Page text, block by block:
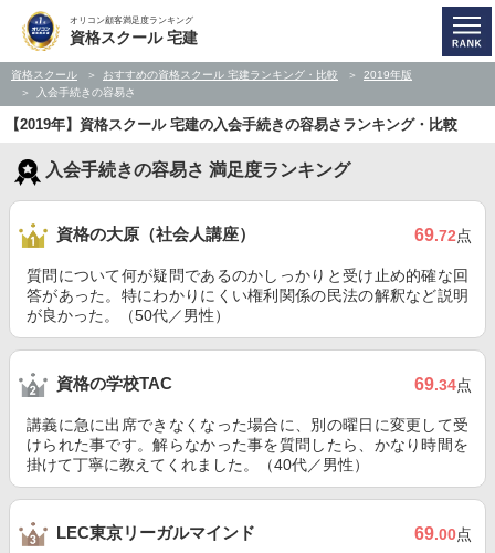
オリコン顧客満足度ランキング
資格スクール 宅建
資格スクール おすすめの資格スクール 宅建ランキング・比較
2019年版
入会手続きの容易さ
【2019年】資格スクール 宅建の入会手続きの容易さランキング・比較
入会手続きの容易さ 満足度ランキング
資格の大原（社会人講座） 69.72点
質問について何が疑問であるのかしっかりと受け止め的確な回
答があった。特にわかりにくい権利関係の民法の解釈など説明
が良かった。（50代／男性）
資格の学校TAC 69.34点
講義に急に出席できなくなった場合に、別の曜日に変更して受
けられた事です。解らなかった事を質問したら、かなり時間を
掛けて丁寧に教えてくれました。（40代／男性）
LEC東京リーガルマインド 69.00点